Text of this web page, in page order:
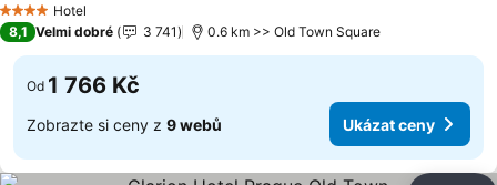
4 Počet hvězdiček
Hotel
8,1 Velmi dobré 3 741 0.6 km >> Old Town Square
Od 1 766 Kč
Zobrazte si ceny z 9 webů Ukázat ceny